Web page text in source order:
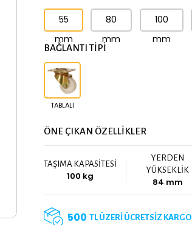
55
mm
80
mm
100
mm
BAĞLANTI TİPİ
TABLALI
ÖNE ÇIKAN ÖZELLİKLER
TAŞIMA KAPASİTESİ
100 kg
YERDEN
YÜKSEKLİK
84 mm
500 TL ÜZERİ ÜCRETSİZ KARGO